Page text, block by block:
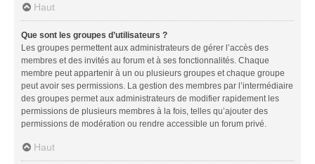
Haut
Que sont les groupes d’utilisateurs ?
Les groupes permettent aux administrateurs de gérer l’accès des
membres et des invités au forum et à ses fonctionnalités. Chaque
membre peut appartenir à un ou plusieurs groupes et chaque groupe
peut avoir ses permissions. La gestion des membres par l’intermédiaire
des groupes permet aux administrateurs de modifier rapidement les
permissions de plusieurs membres à la fois, telles qu’ajouter des
permissions de modération ou rendre accessible un forum privé.
Haut